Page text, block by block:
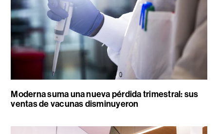
Moderna suma una nueva pérdida trimestral: sus
ventas de vacunas disminuyeron